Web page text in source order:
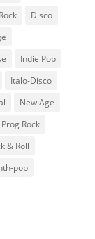
Disco
Indie Pop
Italo-Disco
New Age
Prog Rock
& Roll
pop